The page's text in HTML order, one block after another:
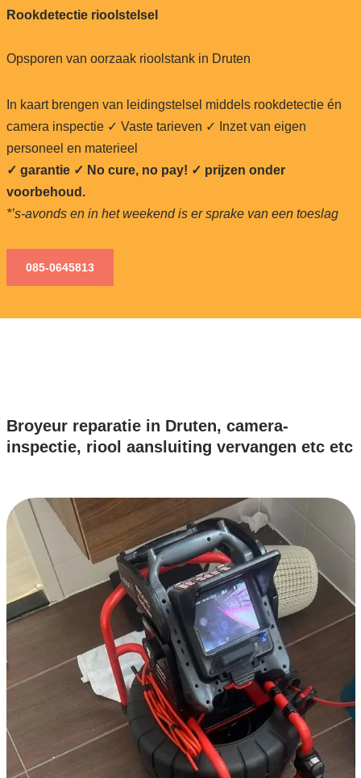
Rookdetectie rioolstelsel
Opsporen van oorzaak rioolstank in Druten
In kaart brengen van leidingstelsel middels rookdetectie én
camera inspectie ✓ Vaste tarieven ✓ Inzet van eigen
personeel en materieel
✓ garantie ✓ No cure, no pay! ✓ prijzen onder
voorbehoud.
*’s-avonds en in het weekend is er sprake van een toeslag
085-0645813
Broyeur reparatie in Druten, camera-
inspectie, riool aansluiting vervangen etc etc